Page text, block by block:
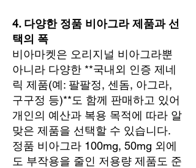
4. 다양한 정품 비아그라 제품과 선
택의 폭
비아마켓은 오리지널 비아그라뿐
아니라 다양한 **국내외 인증 제네
릭 제품(예: 팔팔정, 센돔, 아그라,
구구정 등)**도 함께 판매하고 있어
개인의 예산과 복용 목적에 따라 알
맞은 제품을 선택할 수 있습니다.
정품 비아그라 100mg, 50mg 외에
도 부작용을 줄인 저용량 제품도 준